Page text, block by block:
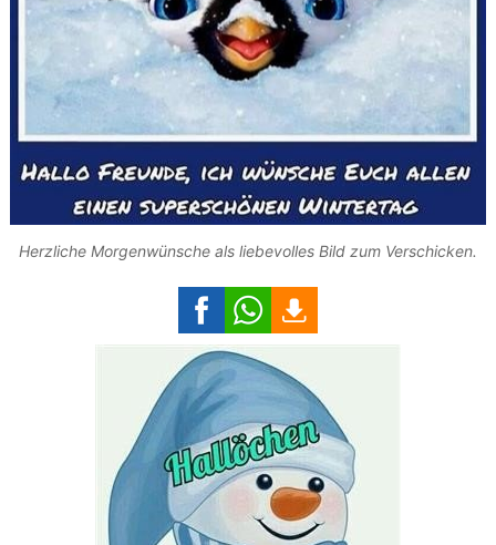
Herzliche Morgenwünsche als liebevolles Bild zum Verschicken.